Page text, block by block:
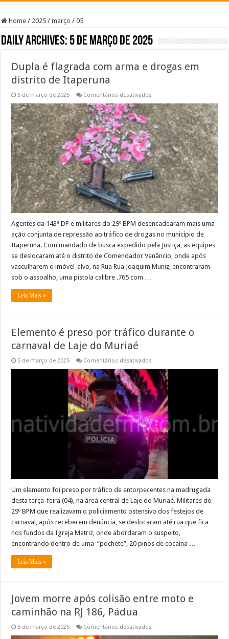
Home / 2025 / março / 05
Daily Archives: 5 de março de 2025
Dupla é flagrada com arma e drogas em
distrito de Itaperuna
5 de março de 2025 Comentários desativados
é
flagrada
com
arma
e
drogas
em
distrito
de
Itaperuna
Agentes da 143ª DP e militares do 29º BPM desencadearam mais uma
ação conjunta de repressão ao tráfico de drogas no município de
Itaperuna. Com mandado de busca expedido pela Justiça, as equipes
se deslocaram até o distrito de Comendador Venâncio, onde após
vasculharem o imóvel-alvo, na Rua Rua Joaquim Muniz, encontraram
sob o assoalho, uma pistola calibre .765 com …
Leia Mais »
Elemento é preso por tráfico durante o
carnaval de Laje do Muriaé
5 de março de 2025 Comentários desativados
preso
por
tráfico
durante
o
carnaval
de
Laje
do
Muriaé
Um elemento foi preso por tráfico de entorpecentes na madrugada
desta terça-feira (04), na área central de Laje do Muriaé. Militares do
29º BPM que realizavam o policiamento ostensivo dos festejos de
carnaval, após receberem denúncia, se deslocaram até rua que fica
nos fundos da Igreja Matriz, onde abordaram o suspeito,
encontrando dentro de uma “pochete”, 20 pinos de cocaína …
Leia Mais »
Jovem morre após colisão entre moto e
caminhão na RJ 186, Pádua
5 de março de 2025 Comentários desativados